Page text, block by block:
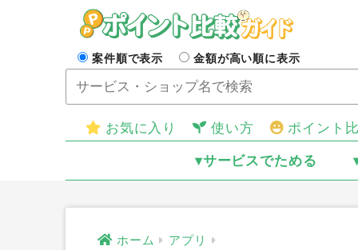
案件順で表示 金額が高い順に表示
お気に入り 使い方 ポイント
▾サービスでためる
ホーム アプリ